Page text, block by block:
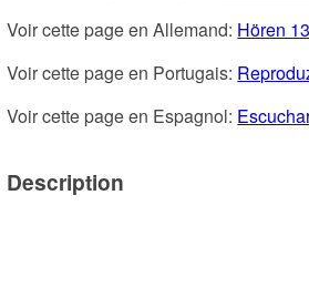
Voir cette page en Allemand: Hören
Voir cette page en Portugais:
Voir cette page en Espagnol:
Description